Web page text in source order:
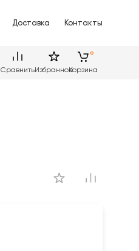
Доставка Контакты
СравнитьИзбранноеКорзина